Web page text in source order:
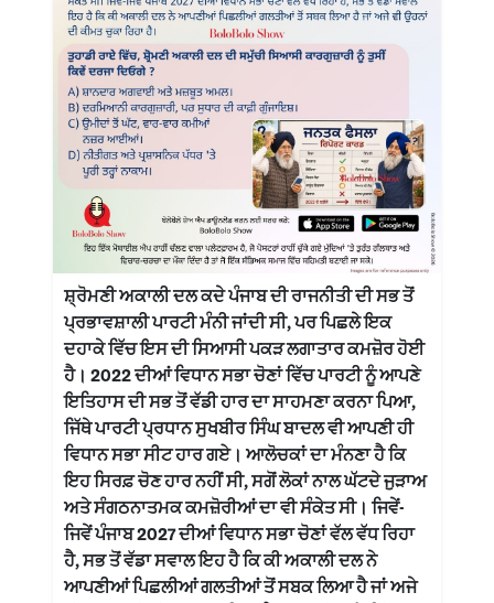
ਸ਼੍ਰੋਮਣੀ ਅਕਾਲੀ ਦਲ ਕਦੇ ਪੰਜਾਬ ਦੀ ਰਾਜਨੀਤੀ ਦੀ ਸਭ ਤੋਂ
ਪ੍ਰਭਾਵਸ਼ਾਲੀ ਪਾਰਟੀ ਮੰਨੀ ਜਾਂਦੀ ਸੀ, ਪਰ ਪਿਛਲੇ ਇਕ
ਦਹਾਕੇ ਵਿੱਚ ਇਸ ਦੀ ਸਿਆਸੀ ਪਕੜ ਲਗਾਤਾਰ ਕਮਜ਼ੋਰ ਹੋਈ
ਹੈ। 2022 ਦੀਆਂ ਵਿਧਾਨ ਸਭਾ ਚੋਣਾਂ ਵਿੱਚ ਪਾਰਟੀ ਨੂੰ ਆਪਣੇ
ਇਤਿਹਾਸ ਦੀ ਸਭ ਤੋਂ ਵੱਡੀ ਹਾਰ ਦਾ ਸਾਹਮਣਾ ਕਰਨਾ ਪਿਆ,
ਜਿੱਥੇ ਪਾਰਟੀ ਪ੍ਰਧਾਨ ਸੁਖਬੀਰ ਸਿੰਘ ਬਾਦਲ ਵੀ ਆਪਣੀ ਹੀ
ਵਿਧਾਨ ਸਭਾ ਸੀਟ ਹਾਰ ਗਏ। ਆਲੋਚਕਾਂ ਦਾ ਮੰਨਣਾ ਹੈ ਕਿ
ਇਹ ਸਿਰਫ਼ ਚੋਣ ਹਾਰ ਨਹੀਂ ਸੀ, ਸਗੋਂ ਲੋਕਾਂ ਨਾਲ ਘੱਟਦੇ ਜੁੜਾਅ
ਅਤੇ ਸੰਗਠਨਾਤਮਕ ਕਮਜ਼ੋਰੀਆਂ ਦਾ ਵੀ ਸੰਕੇਤ ਸੀ। ਜਿਵੇਂ-
ਜਿਵੇਂ ਪੰਜਾਬ 2027 ਦੀਆਂ ਵਿਧਾਨ ਸਭਾ ਚੋਣਾਂ ਵੱਲ ਵੱਧ ਰਿਹਾ
ਹੈ, ਸਭ ਤੋਂ ਵੱਡਾ ਸਵਾਲ ਇਹ ਹੈ ਕਿ ਕੀ ਅਕਾਲੀ ਦਲ ਨੇ
ਆਪਣੀਆਂ ਪਿਛਲੀਆਂ ਗਲਤੀਆਂ ਤੋਂ ਸਬਕ ਲਿਆ ਹੈ ਜਾਂ ਅਜੇ